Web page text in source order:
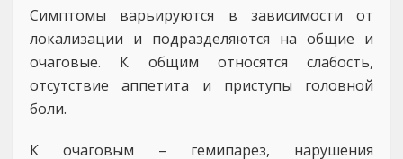
Симптомы варьируются в зависимости от
локализации и подразделяются на общие и
очаговые. К общим относятся слабость,
отсутствие аппетита и приступы головной
боли.
К очаговым – гемипарез, нарушения